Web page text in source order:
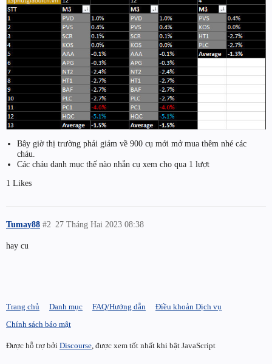
Bây giờ thị trường phải giảm về 900 cụ mới mở mua thêm nhé các
cháu.
Các cháu danh mục thế nào nhắn cụ xem cho qua 1 lượt
1 Likes
Tumay88 27 Tháng Hai 2023 08:38
#2
hay cu
Trang chủ Danh mục FAQ/Hướng dẫn
Điều khoản Dịch vụ
Chính sách bảo mật
Được hỗ trợ bởi Discourse, được xem tốt nhất khi bật JavaScript